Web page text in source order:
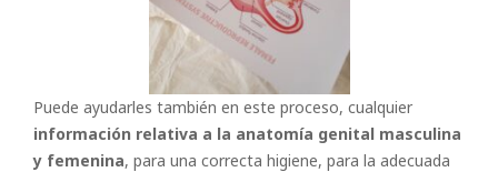
Puede ayudarles también en este proceso, cualquier
información relativa a la anatomía genital masculina
y femenina, para una correcta higiene, para la adecuada